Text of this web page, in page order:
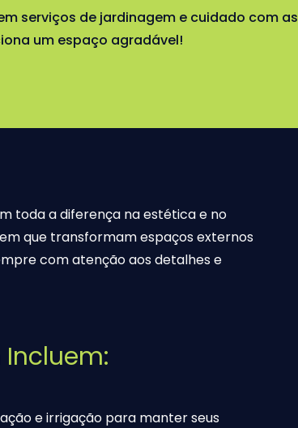
serviços de jardinagem e cuidado com as
um espaço agradável!
toda a diferença na estética e no
que transformam espaços externos
com atenção aos detalhes e
e irrigação para manter seus